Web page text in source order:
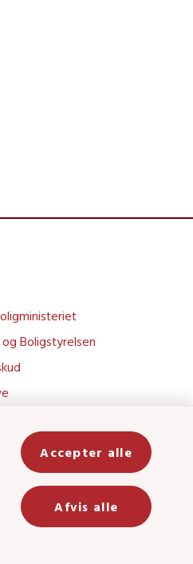
og Boligstyrelsen
Boligstyrelsens nyheder
feed
Accepter alle
Afvis alle